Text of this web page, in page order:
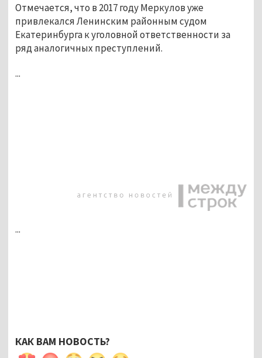
Отмечается, что в 2017 году Меркулов уже
привлекался Ленинским районным судом
Екатеринбурга к уголовной ответственности за
ряд аналогичных преступлений.
...
...
КАК ВАМ НОВОСТЬ?